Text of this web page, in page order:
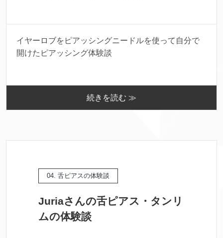
イヤーロブをピアッシングニードルを使って自分で
開けたピアッシング体験談
続きを読む ≫
04. 舌ピアスの体験談
Juriaさんの舌ピアス・タンリ
ムの体験談